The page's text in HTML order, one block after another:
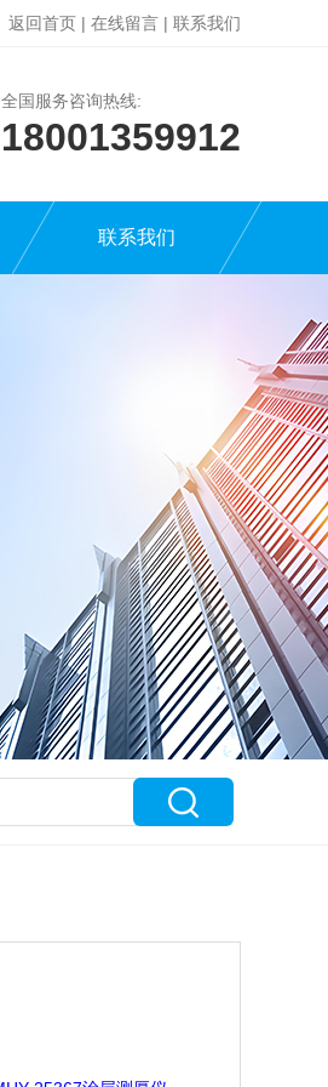
返回首页 | 在线留言 | 联系我们
全国服务咨询热线:
18001359912
联系我们